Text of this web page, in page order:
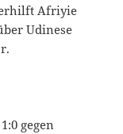
Afriyie
Udinese
gegen